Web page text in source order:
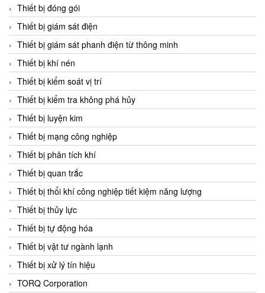
Chromalox
ChuanYi
CIC
Clage
Clake Fololo
Clark Cooper
CMC Ventilazione
Coax Valves Inc
Codel
Cofimco
Coltraco
Comat Releco
Comax
COMETECH VietNam
COMFILE Technology
Conch
Thiết bị đóng gói
Thiết bị giám sát điện
Thiết bị giám sát phanh điện từ thông minh
Thiết bị khí nén
Thiết bị kiểm soát vị trí
Thiết bị kiểm tra không phá hủy
Thiết bị luyện kim
Thiết bị mạng công nghiệp
Thiết bị phân tích khí
Thiết bị quan trắc
Thiết bị thổi khí công nghiệp tiết kiệm năng lượng
Thiết bị thủy lực
Thiết bị tự động hóa
Thiết bị vật tư ngành lạnh
Thiết bị xử lý tín hiệu
TORQ Corporation